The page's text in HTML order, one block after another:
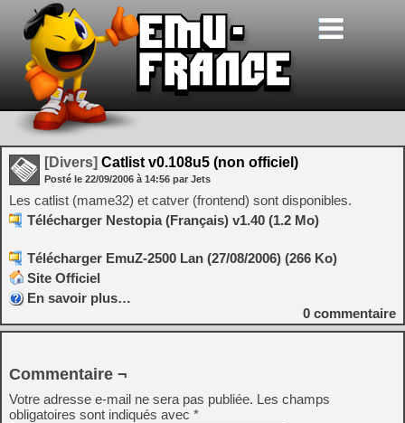
[Divers] Catlist v0.108u5 (non officiel)
Posté le 22/09/2006 à 14:56 par Jets
Les catlist (mame32) et catver (frontend) sont disponibles.
Télécharger Nestopia (Français) v1.40 (1.2 Mo)
Télécharger EmuZ-2500 Lan (27/08/2006) (266 Ko)
Site Officiel
En savoir plus…
0 commentaire
Commentaire ¬
Votre adresse e-mail ne sera pas publiée. Les champs
obligatoires sont indiqués avec *